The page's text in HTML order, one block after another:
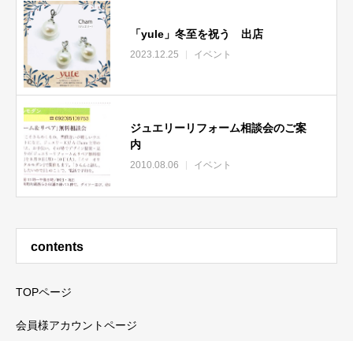
「yule」冬至を祝う 出店
2023.12.25 イベント
ジュエリーリフォーム相談会のご案
内
2010.08.06 イベント
contents
TOPページ
会員様アカウントページ